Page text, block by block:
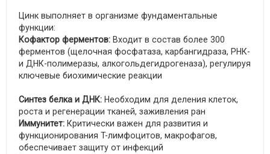
Цинк выполняет в организме фундаментальные
функции:
Кофактор ферментов: Входит в состав более 300
ферментов (щелочная фосфатаза, карбангидраза, РНК-
и ДНК-полимеразы, алкогольдегидрогеназа), регулируя
ключевые биохимические реакции
Синтез белка и ДНК: Необходим для деления клеток,
роста и регенерации тканей, заживления ран
Иммунитет: Критически важен для развития и
функционирования T-лимфоцитов, макрофагов,
обеспечивает защиту от инфекций